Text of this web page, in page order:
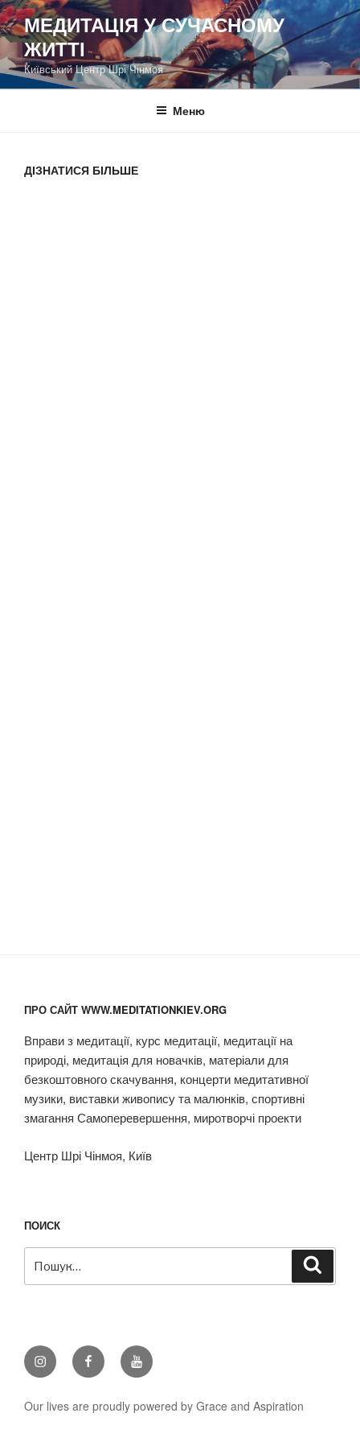
Перейти
до
вмісту
МЕДИТАЦІЯ У СУЧАСНОМУ
ЖИТТІ
Київський Центр Шрі Чінмоя
Меню
ДІЗНАТИСЯ БІЛЬШЕ
ПРО САЙТ WWW.MEDITATIONKIEV.ORG
Вправи з медитації, курс медитації, медитації на
природі, медитація для новачків, матеріали для
безкоштовного скачування, концерти медитативної
музики, виставки живопису та малюнків, спортивні
змагання Самоперевершення, миротворчі проекти
Центр Шрі Чінмоя, Київ
ПОИСК
за
InstagramFacebookYoutube
Our lives are proudly powered by Grace and Aspiration